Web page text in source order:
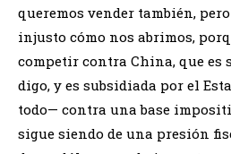
queremos vender también,
injusto cómo nos abrimos,
competir contra China, que es
digo, y es subsidiada por el
todo— contra una base
sigue siendo de una presión